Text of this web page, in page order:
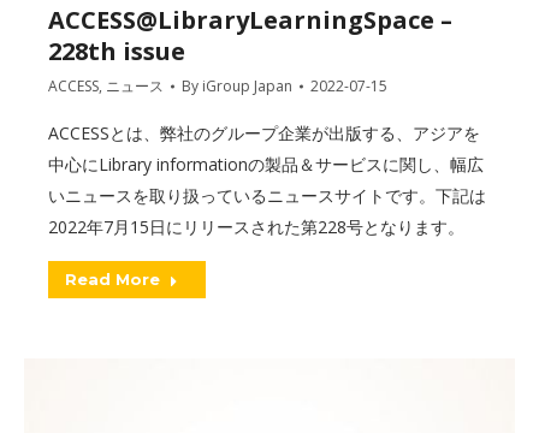
ACCESS@LibraryLearningSpace –
228th issue
ACCESS, ニュース By iGroup Japan 2022-07-15
ACCESSとは、弊社のグループ企業が出版する、アジアを
中心にLibrary informationの製品＆サービスに関し、幅広
いニュースを取り扱っているニュースサイトです。下記は
2022年7月15日にリリースされた第228号となります。
Read More